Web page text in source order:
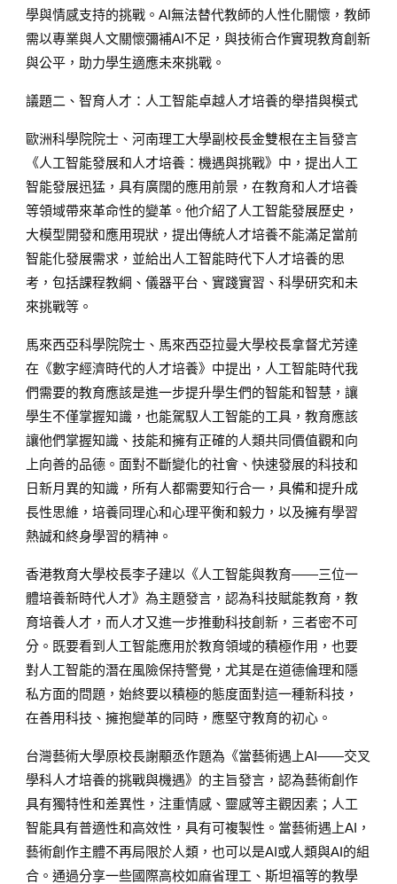
學與情感支持的挑戰。AI無法替代教師的人性化關懷，教師
需以專業與人文關懷彌補AI不足，與技術合作實現教育創新
與公平，助力學生適應未來挑戰。
議題二、智育人才：人工智能卓越人才培養的舉措與模式
歐洲科學院院士、河南理工大學副校長金雙根在主旨發言
《人工智能發展和人才培養：機遇與挑戰》中，提出人工
智能發展迅猛，具有廣闊的應用前景，在教育和人才培養
等領域帶來革命性的變革。他介紹了人工智能發展歷史，
大模型開發和應用現狀，提出傳統人才培養不能滿足當前
智能化發展需求，並給出人工智能時代下人才培養的思
考，包括課程教綱、儀器平台、實踐實習、科學研究和未
來挑戰等。
馬來西亞科學院院士、馬來西亞拉曼大學校長拿督尤芳達
在《數字經濟時代的人才培養》中提出，人工智能時代我
們需要的教育應該是進一步提升學生們的智能和智慧，讓
學生不僅掌握知識，也能駕馭人工智能的工具，教育應該
讓他們掌握知識、技能和擁有正確的人類共同價值觀和向
上向善的品德。面對不斷變化的社會、快速發展的科技和
日新月異的知識，所有人都需要知行合一，具備和提升成
長性思維，培養同理心和心理平衡和毅力，以及擁有學習
熱誠和終身學習的精神。
香港教育大學校長李子建以《人工智能與教育——三位一
體培養新時代人才》為主題發言，認為科技賦能教育，教
育培養人才，而人才又進一步推動科技創新，三者密不可
分。既要看到人工智能應用於教育領域的積極作用，也要
對人工智能的潛在風險保持警覺，尤其是在道德倫理和隱
私方面的問題，始終要以積極的態度面對這一種新科技，
在善用科技、擁抱變革的同時，應堅守教育的初心。
台灣藝術大學原校長謝顒丞作題為《當藝術遇上AI——交叉
學科人才培養的挑戰與機遇》的主旨發言，認為藝術創作
具有獨特性和差異性，注重情感、靈感等主觀因素；人工
智能具有普適性和高效性，具有可複製性。當藝術遇上AI，
藝術創作主體不再局限於人類，也可以是AI或人類與AI的組
合。通過分享一些國際高校如麻省理工、斯坦福等的教學